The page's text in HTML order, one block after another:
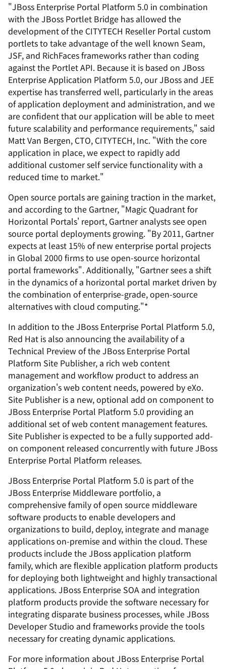
"JBoss Enterprise Portal Platform 5.0 in combination
with the JBoss Portlet Bridge has allowed the
development of the CITYTECH Reseller Portal custom
portlets to take advantage of the well known Seam,
JSF, and RichFaces frameworks rather than coding
against the Portlet API. Because it is based on JBoss
Enterprise Application Platform 5.0, our JBoss and JEE
expertise has transferred well, particularly in the areas
of application deployment and administration, and we
are confident that our application will be able to meet
future scalability and performance requirements," said
Matt Van Bergen, CTO, CITYTECH, Inc. "With the core
application in place, we expect to rapidly add
additional customer self service functionality with a
reduced time to market."
Open source portals are gaining traction in the market,
and according to the Gartner, "Magic Quadrant for
Horizontal Portals' report, Gartner analysts see open
source portal deployments growing. "By 2011, Gartner
expects at least 15% of new enterprise portal projects
in Global 2000 firms to use open-source horizontal
portal frameworks". Additionally, "Gartner sees a shift
in the dynamics of a horizontal portal market driven by
the combination of enterprise-grade, open-source
alternatives with cloud computing."*
In addition to the JBoss Enterprise Portal Platform 5.0,
Red Hat is also announcing the availability of a
Technical Preview of the JBoss Enterprise Portal
Platform Site Publisher, a rich web content
management and workflow product to address an
organization's web content needs, powered by eXo.
Site Publisher is a new, optional add on component to
JBoss Enterprise Portal Platform 5.0 providing an
additional set of web content management features.
Site Publisher is expected to be a fully supported add-
on component released concurrently with future JBoss
Enterprise Portal Platform releases.
JBoss Enterprise Portal Platform 5.0 is part of the
JBoss Enterprise Middleware portfolio, a
comprehensive family of open source middleware
software products to enable developers and
organizations to build, deploy, integrate and manage
applications on-premise and within the cloud. These
products include the JBoss application platform
family, which are flexible application platform products
for deploying both lightweight and highly transactional
applications. JBoss Enterprise SOA and integration
platform products provide the software necessary for
integrating disparate business processes, while JBoss
Developer Studio and frameworks provide the tools
necessary for creating dynamic applications.
For more information about JBoss Enterprise Portal